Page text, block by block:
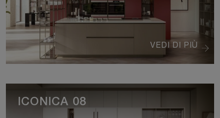
VEDI DI PIÙ
ICONICA 08